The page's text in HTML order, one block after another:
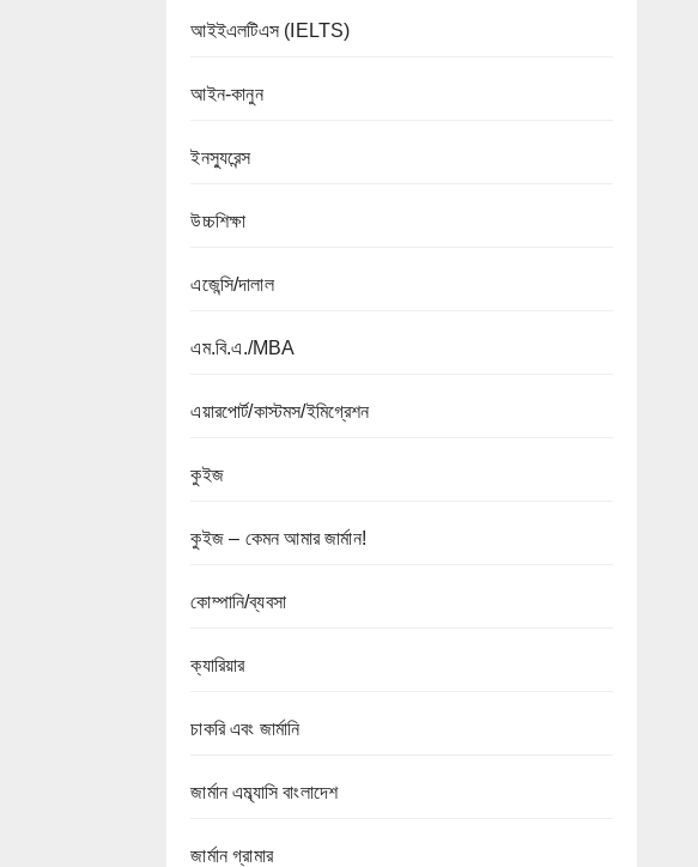
আইইএলটিএস (IELTS)
আইন-কানুন
ইনস্যুরেন্স
উচ্চশিক্ষা
এজেন্সি/দালাল
এম.বি.এ./MBA
এয়ারপোর্ট/কাস্টমস/ইমিগ্রেশন
কুইজ
কুইজ – কেমন আমার জার্মান!
কোম্পানি/ব্যবসা
ক্যারিয়ার
চাকরি এবং জার্মানি
জার্মান এম্ব্যাসি বাংলাদেশ
জার্মান গ্রামার